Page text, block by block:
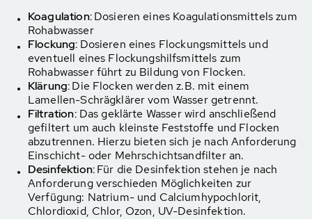
Koagulation:Dosieren eines Koagulationsmittels zum
Rohabwasser
Flockung: Dosieren eines Flockungsmittels und
eventuell eines Flockungshilfsmittels zum
Rohabwasser führt zu Bildung von Flocken.
Klärung:Die Flocken werden z.B. mit einem
Lamellen-Schrägklärer vom Wasser getrennt.
Filtration:Das geklärte Wasser wird anschließend
gefiltert um auch kleinste Feststoffe und Flocken
abzutrennen. Hierzu bieten sich je nach Anforderung
Einschicht- oder Mehrschichtsandfilter an.
Desinfektion:Für die Desinfektion stehen je nach
Anforderung verschieden Möglichkeiten zur
Verfügung: Natrium- und Calciumhypochlorit,
Chlordioxid, Chlor, Ozon, UV-Desinfektion.